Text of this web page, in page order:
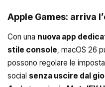
Apple Games: arriva
Con una nuova app
stile console, macOS 26
possono regolare le
social senza uscire dal